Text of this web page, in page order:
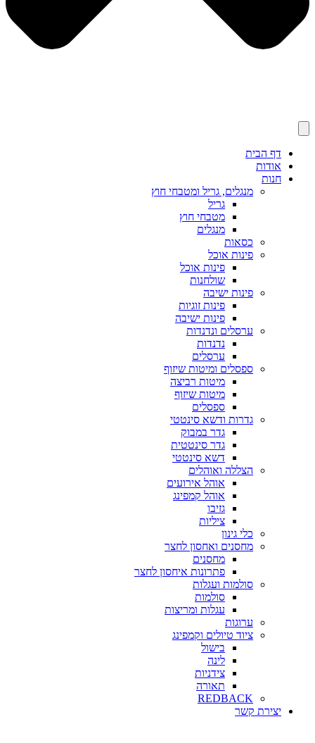
דף הבית
אודות
חנות
מנגלים, גריל ומטבחי חוץ
גריל
מטבחי חוץ
מנגלים
כסאות
פינות אוכל
פינות אוכל
שולחנות
פינות ישיבה
פינות זוגיות
פינות ישיבה
ערסלים ונדנדות
נדנדות
ערסלים
ספסלים ומיטות שיזוף
מיטות רביצה
מיטות שיזוף
ספסלים
גדרות ודשא סינטטי
גדר במבוק
גדר סינטטית
דשא סינטטי
הצללה ואוהלים
אוהל אירועים
אוהל קמפינג
גזיבו
ציליות
כלי גינון
מחסנים ואחסון לחצר
מחסנים
פתרונות איחסון לחצר
סולמות ועגלות
סולמות
עגלות ומריצות
ערוגות
ציוד טיולים וקמפינג
בישול
לינה
צידניות
תאורה
REDBACK
יצירת קשר